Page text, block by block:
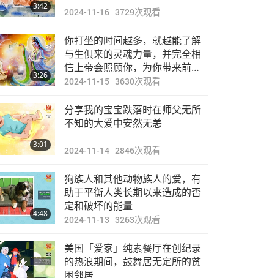
3:42
2024-11-16 3729次观看
3:26
你打坐的时间越多，就越能了解
与生俱来的灵魂力量，并完全相
信上帝会照顾你，为你带来前进
回「家」路上所需的一切
2024-11-15 3630次观看
3:01
分享我的宝宝跌落时在师父无所
不知的大爱中安然无恙
2024-11-14 2846次观看
4:48
狗族人和其他动物族人的爱，有
助于平衡人类长期以来造成的否
定和破坏的能量
2024-11-13 3263次观看
美国「爱家」纯素餐厅在创纪录
的热浪期间，鼓舞居无定所的贫
困邻居